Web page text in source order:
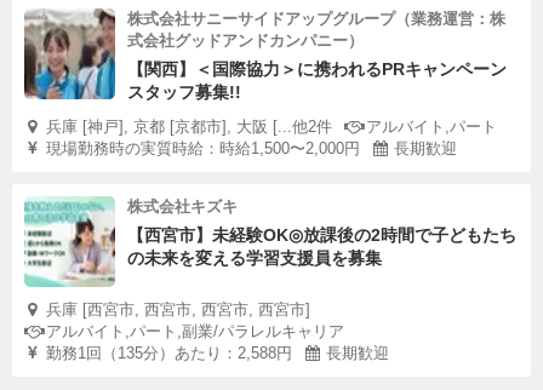
株式会社サニーサイドアップグループ（業務運営：株
式会社グッドアンドカンパニー）
【関西】＜国際協力＞に携われるPRキャンペーン
スタッフ募集!!
兵庫 [神戸], 京都 [京都市], 大阪 [...他2件
アルバイト,パート
現場勤務時の実質時給：時給1,500〜2,000円
長期歓迎
株式会社キズキ
【西宮市】未経験OK◎放課後の2時間で子どもたち
の未来を変える学習支援員を募集
兵庫 [西宮市, 西宮市, 西宮市, 西宮市]
アルバイト,パート,副業/パラレルキャリア
勤務1回（135分）あたり：2,588円
長期歓迎